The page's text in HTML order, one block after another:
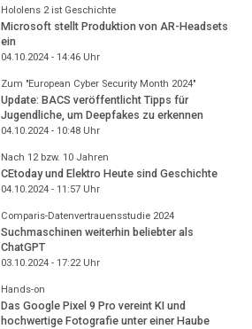
Hololens 2 ist Geschichte
Microsoft stellt Produktion von AR-Headsets
ein
04.10.2024 - 14:46Uhr
Zum "European Cyber Security Month 2024"
Update: BACS veröffentlicht Tipps für
Jugendliche, um Deepfakes zu erkennen
04.10.2024 - 10:48Uhr
Nach 12 bzw. 10 Jahren
CEtoday und Elektro Heute sind Geschichte
04.10.2024 - 11:57Uhr
Comparis-Datenvertrauensstudie 2024
Suchmaschinen weiterhin beliebter als
ChatGPT
03.10.2024 - 17:22Uhr
Hands-on
Das Google Pixel 9 Pro vereint KI und
hochwertige Fotografie unter einer Haube